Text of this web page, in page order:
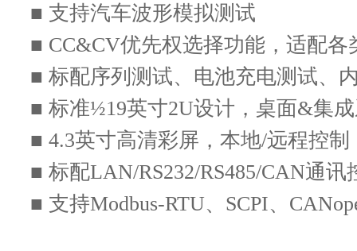
■ 支持汽车波形模拟测试
■ CC&CV优先权选择功能，适配各
■ 标配序列测试、电池充电测试、
■ 标准½19英寸2U设计，桌面&集
■ 4.3英寸高清彩屏，本地/远程控
■ 标配LAN/RS232/RS485/CAN通讯
■ 支持Modbus-RTU、SCPI、
N36300系列可标配汽车波形模拟功能
形、汽车短时电压骤降波形、抛负载
形、缓升缓降波形、跃变启动等，满
种标准，用于汽车电子产品电性能测
CC&CV优先选择，可选恒流源/恒